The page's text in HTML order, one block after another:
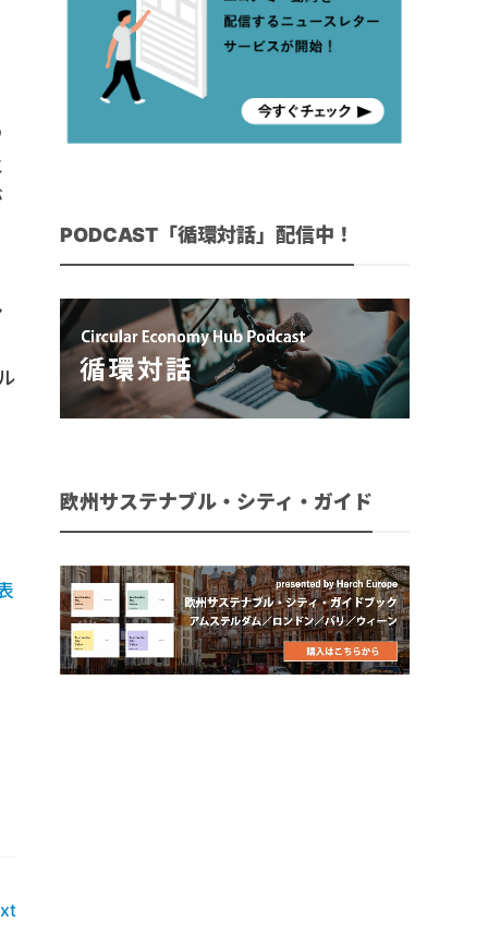
PODCAST「循環対話」配信中！
欧州サステナブル・シティ・ガイド